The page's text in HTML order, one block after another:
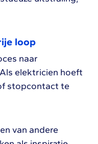
loop
naar
elektricien hoeft
stopcontact te
van andere